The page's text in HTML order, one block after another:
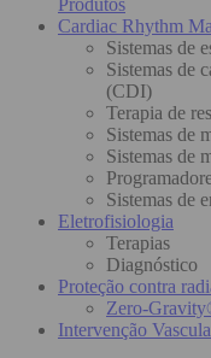
Cardiac Rhythm
Sistemas de
Sistemas de
(CDI)
Terapia de
Sistemas de
Sistemas de
Sistemas de
Eletrofisiologia
Terapias
Diagnóstico
Proteção contra
Zero-
Intervenção